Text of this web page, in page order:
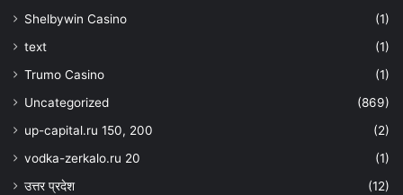
Shelbywin Casino
(1)
text
(1)
Trumo Casino
(1)
Uncategorized
(869)
up-capital.ru 150, 200
(2)
vodka-zerkalo.ru 20
(1)
उत्तर प्रदेश
(12)